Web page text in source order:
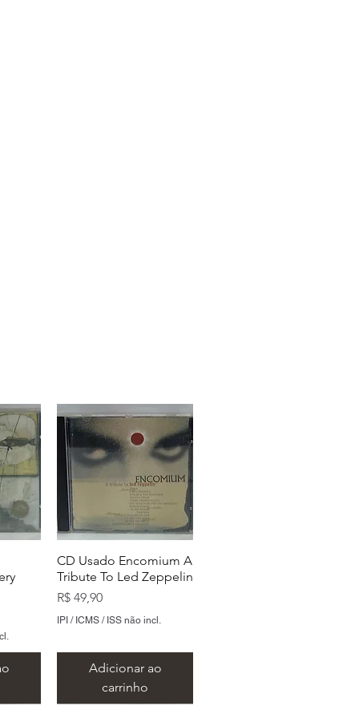
CD Usado Encomium A
Tribute To Led Zeppelin
Preço
R$ 49,90
IPI / ICMS / ISS não incl.
Adicionar ao
carrinho